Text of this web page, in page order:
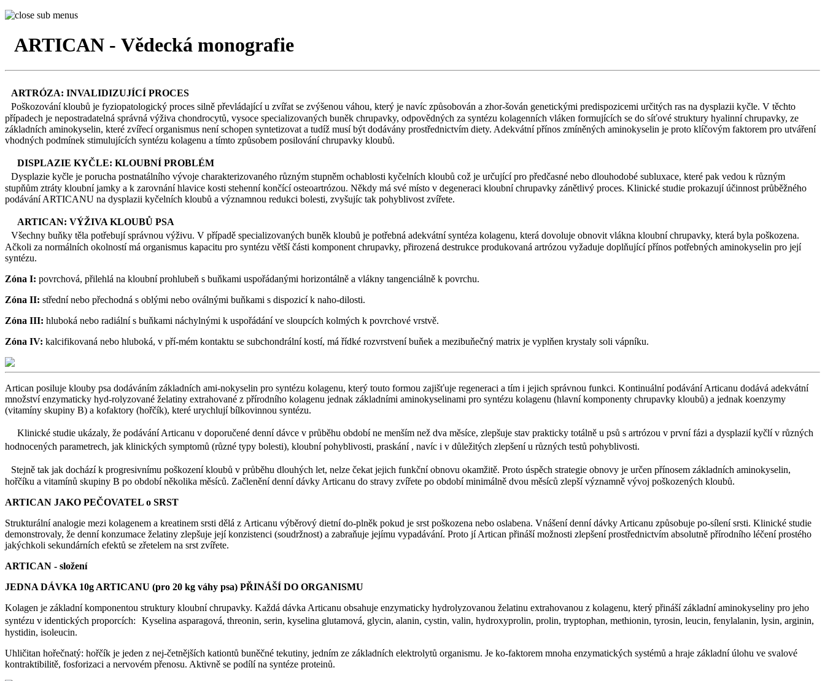
ARTICAN - Vědecká monografie
ARTRÓZA: INVALIDIZUJÍCÍ PROCES
Poškozování kloubů je fyziopatologický proces silně převládající u zvířat se zvýšenou váhou, který je navíc způsobován a zhor-šován genetickými predispozicemi určitých ras na dysplazii kyčle. V těchto
případech je nepostradatelná správná výživa chondrocytů, vysoce specializovaných buněk chrupavky, odpovědných za syntézu kolagenních vláken formujících se do síťové struktury hyalinní chrupavky, ze
základních aminokyselin, které zvířecí organismus není schopen syntetizovat a tudíž musí být dodávány prostřednictvím diety. Adekvátní přínos zmíněných aminokyselin je proto klíčovým faktorem pro utváření
vhodných podmínek stimulujících syntézu kolagenu a tímto způsobem posilování chrupavky kloubů.
DISPLAZIE KYČLE: KLOUBNÍ PROBLÉM
Dysplazie kyčle je porucha postnatálního vývoje charakterizovaného různým stupněm ochablosti kyčelních kloubů což je určující pro předčasné nebo dlouhodobé subluxace, které pak vedou k různým
stupňům ztráty kloubní jamky a k zarovnání hlavice kosti stehenní končící osteoartrózou. Někdy má své místo v degeneraci kloubní chrupavky zánětlivý proces. Klinické studie prokazují účinnost průběžného
podávání ARTICANU na dysplazii kyčelních kloubů a významnou redukci bolesti, zvyšujíc tak pohyblivost zvířete.
ARTICAN: VÝŽIVA KLOUBŮ PSA
Všechny buňky těla potřebují správnou výživu. V případě specializovaných buněk kloubů je potřebná adekvátní syntéza kolagenu, která dovoluje obnovit vlákna kloubní chrupavky, která byla poškozena.
Ačkoli za normálních okolností má organismus kapacitu pro syntézu větší části komponent chrupavky, přirozená destrukce produkovaná artrózou vyžaduje doplňující přínos potřebných aminokyselin pro její
syntézu.
Zóna I: povrchová, přilehlá na kloubní prohlubeň s buňkami uspořádanými horizontálně a vlákny tangenciálně k povrchu.
Zóna II: střední nebo přechodná s oblými nebo oválnými buňkami s dispozicí k naho-dilosti.
Zóna III: hluboká nebo radiální s buňkami náchylnými k uspořádání ve sloupcích kolmých k povrchové vrstvě.
Zóna IV: kalcifikovaná nebo hluboká, v pří-mém kontaktu se subchondrální kostí, má řídké rozvrstvení buňek a mezibuňečný matrix je vyplňen krystaly soli vápníku.
Artican posiluje klouby psa dodáváním základních ami-nokyselin pro syntézu kolagenu, který touto formou zajišťuje regeneraci a tím i jejich správnou funkci. Kontinuální podávání Articanu dodává adekvátní
množství enzymaticky hyd-rolyzované želatiny extrahované z přírodního kolagenu jednak základními aminokyselinami pro syntézu kolagenu (hlavní komponenty chrupavky kloubů) a jednak koenzymy
(vitamíny skupiny B) a kofaktory (hořčík), které urychlují bílkovinnou syntézu.
Klinické studie ukázaly, že podávání Articanu v doporučené denní dávce v průběhu období ne menším než dva měsíce, zlepšuje stav prakticky totálně u psů s artrózou v první fázi a dysplazií kyčlí v různých
hodnocených parametrech, jak klinických symptomů (různé typy bolesti), kloubní pohyblivosti, praskání , navíc i v důležitých zlepšení u různých testů pohyblivosti.
Stejně tak jak dochází k progresivnímu poškození kloubů v průběhu dlouhých let, nelze čekat jejich funkční obnovu okamžitě. Proto úspěch strategie obnovy je určen přínosem základních aminokyselin,
hořčíku a vitamínů skupiny B po období několika měsíců. Začlenění denní dávky Articanu do stravy zvířete po období minimálně dvou měsíců zlepší významně vývoj poškozených kloubů.
ARTICAN JAKO PEČOVATEL o SRST
Strukturální analogie mezi kolagenem a kreatinem srsti dělá z Articanu výběrový dietní do-plněk pokud je srst poškozena nebo oslabena. Vnášení denní dávky Articanu způsobuje po-sílení srsti. Klinické studie
demonstrovaly, že denní konzumace želatiny zlepšuje její konzistenci (soudržnost) a zabraňuje jejímu vypadávání. Proto jí Artican přináší možnosti zlepšení prostřednictvím absolutně přírodního léčení prostého
jakýchkoli sekundárních efektů se zřetelem na srst zvířete.
ARTICAN - složení
JEDNA DÁVKA 10g ARTICANU (pro 20 kg váhy psa) PŘINÁŠÍ DO ORGANISMU
Kolagen je základní komponentou struktury kloubní chrupavky. Každá dávka Articanu obsahuje enzymaticky hydrolyzovanou želatinu extrahovanou z kolagenu, který přináší základní aminokyseliny pro jeho
syntézu v identických proporcích: Kyselina asparagová, threonin, serin, kyselina glutamová, glycin, alanin, cystin, valin, hydroxyprolin, prolin, tryptophan, methionin, tyrosin, leucin, fenylalanin, lysin, arginin,
hystidin, isoleucin.
Uhličitan hořečnatý: hořčík je jeden z nej-četnějších kationtů buněčné tekutiny, jedním ze základních elektrolytů organismu. Je ko-faktorem mnoha enzymatických systémů a hraje základní úlohu ve svalové
kontraktibilitě, fosforizaci a nervovém přenosu. Aktivně se podílí na syntéze proteinů.